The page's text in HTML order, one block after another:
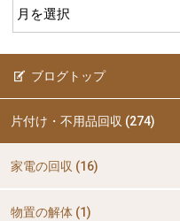
ブログトップ
片付け・不用品回収 (274)
家電の回収 (16)
物置の解体 (1)